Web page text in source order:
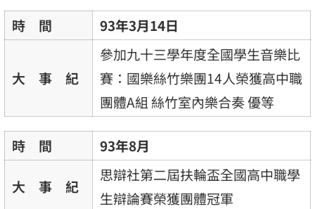
時 間 93年3月14日
大 事 紀
參加九十三學年度全國學生音樂比
賽：國樂絲竹樂團14人榮獲高中職
團體A組 絲竹室內樂合奏 優等
時 間 93年8月
大 事 紀
思辯社第二屆扶輪盃全國高中職學
生辯論賽榮獲團體冠軍